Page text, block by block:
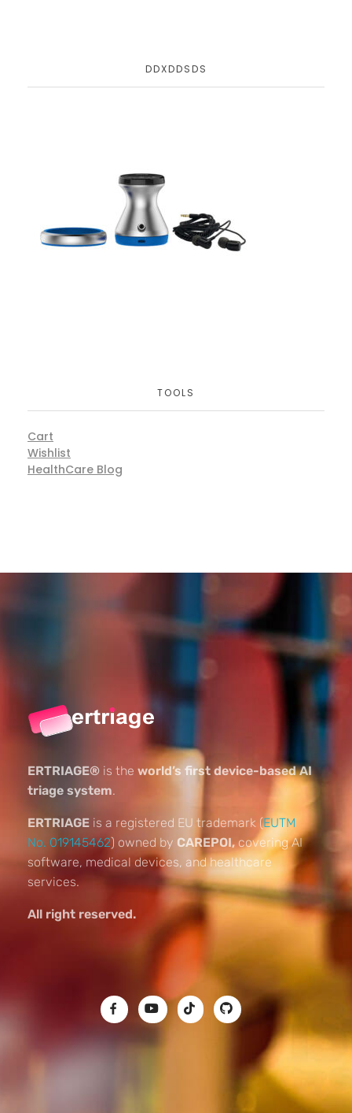
DDXDDSDS
TOOLS
Cart
Wishlist
HealthCare Blog
ERTRIAGE® is the world’s first device-based AI
triage system.
ERTRIAGE is a registered EU trademark (EUTM
No. 019145462) owned by CAREPOI,covering AI
software, medical devices, and healthcare
services.
All right reserved.